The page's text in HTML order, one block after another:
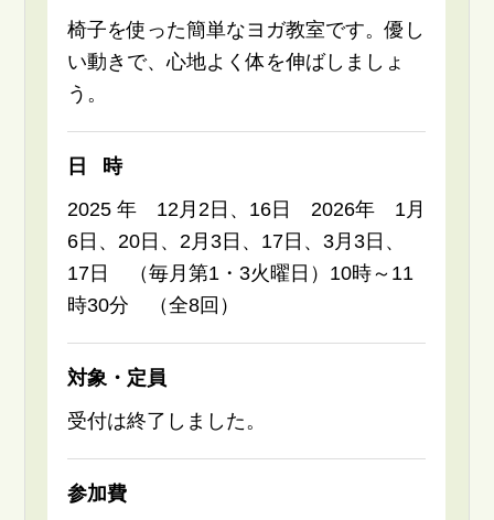
椅子を使った簡単なヨガ教室です。優し
い動きで、心地よく体を伸ばしましょ
う。
日時
2025 年 12月2日、16日 2026年 1月
6日、20日、2月3日、17日、3月3日、
17日 （毎月第1・3火曜日）10時～11
時30分 （全8回）
対象・定員
受付は終了しました。
参加費